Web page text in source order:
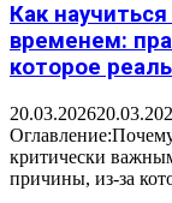
Как
временем:
которое
20.03.2026
критически
причины, из-за